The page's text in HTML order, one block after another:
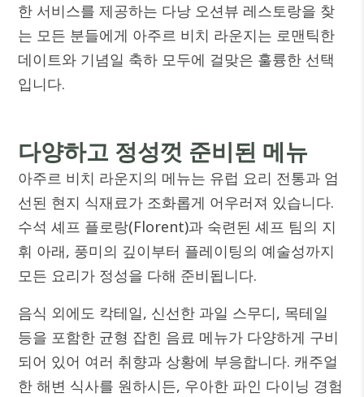
한 서비스를 제공하는 다낭 오션뷰 레스토랑을 찾
는 모든 분들에게 아주르 비치 라운지는 로맨틱한
데이트와 기념일 축하 모두에 걸맞은 훌륭한 선택
입니다.
다양하고 정성껏 준비된 메뉴
아주르 비치 라운지의 메뉴는 유럽 요리 전통과 엄
선된 현지 식재료가 조화롭게 어우러져 있습니다.
수석 셰프 플로랑(Florent)과 숙련된 셰프 팀의 지
휘 아래, 풍미의 깊이부터 플레이팅의 예술성까지
모든 요리가 정성을 다해 준비됩니다.
음식 외에도 칵테일, 신선한 과일 스무디, 목테일
등을 포함한 균형 잡힌 음료 메뉴가 다양하게 구비
되어 있어 여러 취향과 상황에 부응합니다. 캐주얼
한 해변 식사를 원하시든, 우아한 파인 다이닝 경험